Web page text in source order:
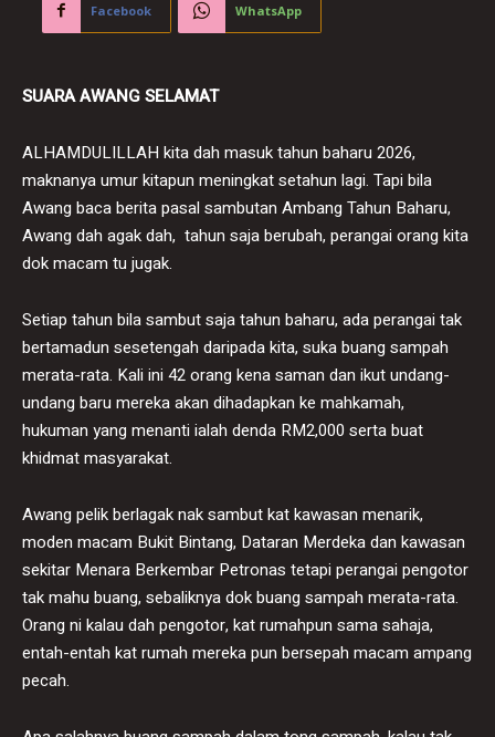
Facebook WhatsApp
SUARA AWANG SELAMAT
ALHAMDULILLAH kita dah masuk tahun baharu 2026,
maknanya umur kitapun meningkat setahun lagi. Tapi bila
Awang baca berita pasal sambutan Ambang Tahun Baharu,
Awang dah agak dah, tahun saja berubah, perangai orang kita
dok macam tu jugak.
Setiap tahun bila sambut saja tahun baharu, ada perangai tak
bertamadun sesetengah daripada kita, suka buang sampah
merata-rata. Kali ini 42 orang kena saman dan ikut undang-
undang baru mereka akan dihadapkan ke mahkamah,
hukuman yang menanti ialah denda RM2,000 serta buat
khidmat masyarakat.
Awang pelik berlagak nak sambut kat kawasan menarik,
moden macam Bukit Bintang, Dataran Merdeka dan kawasan
sekitar Menara Berkembar Petronas tetapi perangai pengotor
tak mahu buang, sebaliknya dok buang sampah merata-rata.
Orang ni kalau dah pengotor, kat rumahpun sama sahaja,
entah-entah kat rumah mereka pun bersepah macam ampang
pecah.